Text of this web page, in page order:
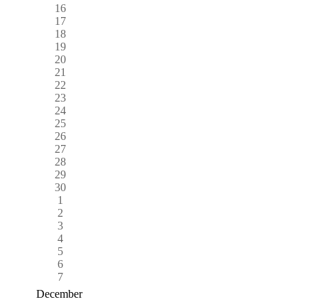
16
17
18
19
20
21
22
23
24
25
26
27
28
29
30
1
2
3
4
5
6
7
December